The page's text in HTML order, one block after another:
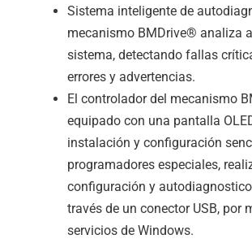
Sistema inteligente de
mecanismo BMDrive® analiza
sistema, detectando fallas
errores y advertencias.
El controlador del mecanismo
equipado con una pantalla
instalación y configuración
programadores especiales,
configuración y
través de un conector USB, por
servicios de Windows.